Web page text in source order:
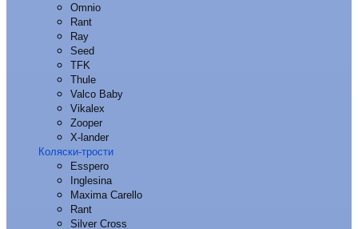
Omnio
Rant
Ray
Seed
TFK
Thule
Valco Baby
Vikalex
Zooper
X-lander
Коляски-трости
Esspero
Inglesina
Maxima Carello
Rant
Silver Cross